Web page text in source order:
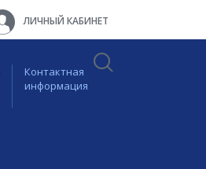
ЛИЧНЫЙ КАБИНЕТ
Контактная
информация